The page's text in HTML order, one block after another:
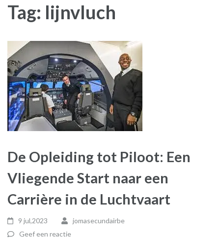
Tag: lijnvluch
De Opleiding tot Piloot: Een
Vliegende Start naar een
Carrière in de Luchtvaart
9 jul,2023
jomasecundairbe
Geef een reactie